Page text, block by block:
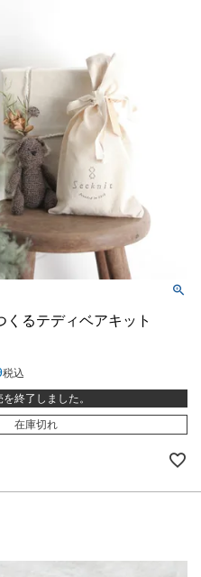
くるテディベアキット
税込
を終了しました。
在庫切れ